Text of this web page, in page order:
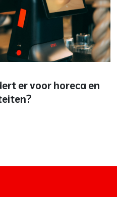
er voor horeca en